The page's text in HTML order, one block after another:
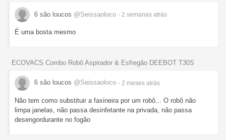
6 são loucos @Seissaoloco - 2 semanas atrás
É uma bosta mesmo
ECOVACS Combo Robô Aspirador & Esfregão DEEBOT T30S
6 são loucos @Seissaoloco - 2 meses atrás
Não tem como substituir a faxineira por um robô... O robô não
limpa janelas, não passa desinfetante na privada, não passa
desengordurante no fogão